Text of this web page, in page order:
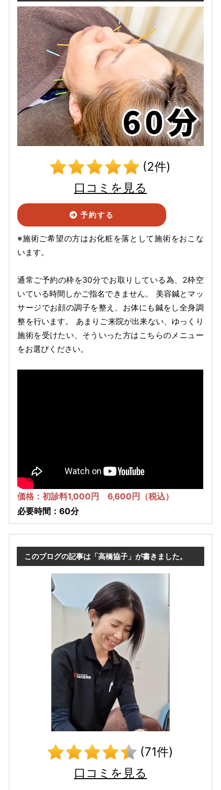
(2件)
口コミを見る
予約する
※施術ご希望の方はお化粧を落として施術をおこな
います。
通常ご予約の枠を30分でお取りしている為、2枠空
いている時間しかご指名できません。 美容鍼とマッ
サージでお顔の調子を整え、お体にも鍼をし全身調
整を行います。 あまりご来院が出来ない、ゆっくり
施術を受けたい、そういった方はこちらのメニュー
をお選びください。
価格：初診料1,000円 6,600円（税込）
必要時間：60分
このブログの記事は「高橋協子」が書きました。
(71件)
口コミを見る